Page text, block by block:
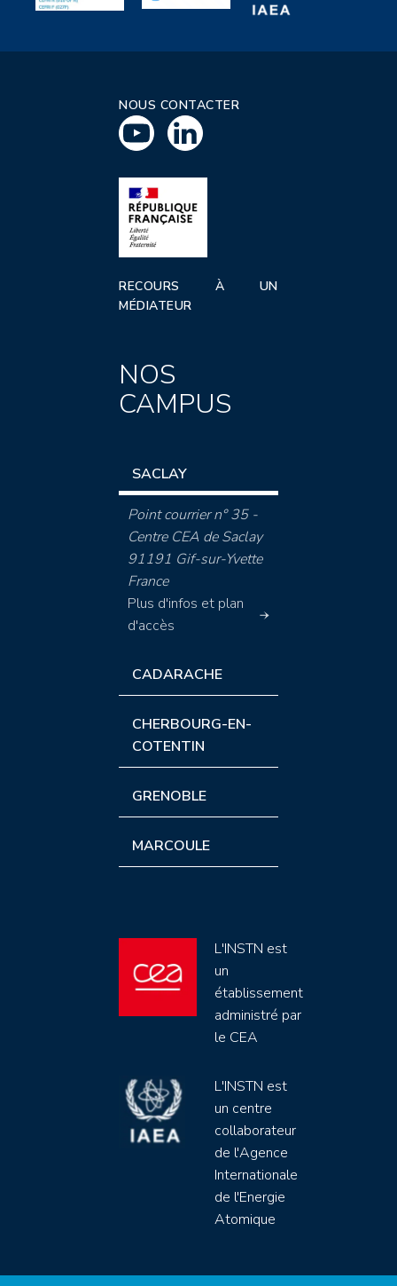
NOUS CONTACTER
RECOURS À UN
MÉDIATEUR
NOS
CAMPUS
SACLAY
Point courrier n° 35 -
Centre CEA de Saclay
91191 Gif-sur-Yvette
France
Plus d'infos et plan
d'accès
CADARACHE
CHERBOURG-EN-
COTENTIN
GRENOBLE
MARCOULE
L'INSTN est
un
établissement
administré par
le CEA
L'INSTN est
un centre
collaborateur
de l'Agence
Internationale
de l'Energie
Atomique